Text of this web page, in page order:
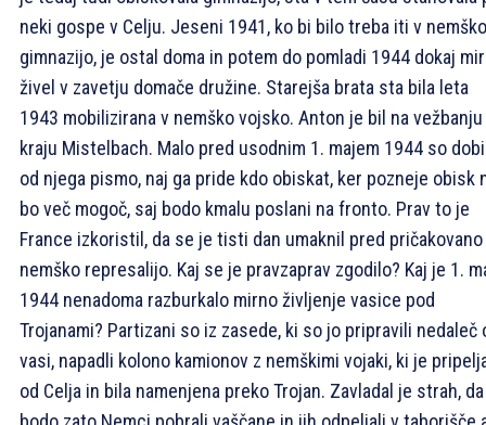
neki gospe v Celju. Jeseni 1941, ko bi bilo treba iti v nemško
gimnazijo, je ostal doma in potem do pomladi 1944 dokaj
živel v zavetju domače družine. Starejša brata sta bila leta
1943 mobilizirana v nemško vojsko. Anton je bil na
kraju Mistelbach. Malo pred usodnim 1. majem 1944 so
od njega pismo, naj ga pride kdo obiskat, ker pozneje obisk
bo več mogoč, saj bodo kmalu poslani na fronto. Prav to je
France izkoristil, da se je tisti dan umaknil pred pričakovano
nemško represalijo. Kaj se je pravzaprav zgodilo? Kaj je 1.
1944 nenadoma razburkalo mirno življenje vasice pod
Trojanami? Partizani so iz zasede, ki so jo pripravili nedaleč
vasi, napadli kolono kamionov z nemškimi vojaki, ki je
od Celja in bila namenjena preko Trojan. Zavladal je strah, da